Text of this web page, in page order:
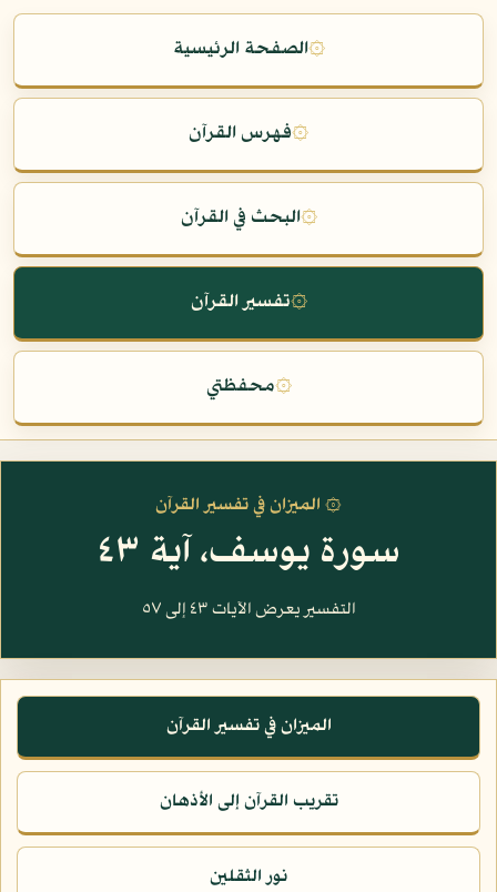
۞الصفحة الرئيسية
۞فهرس القرآن
۞البحث في القرآن
۞تفسير القرآن
۞محفظتي
۞ الميزان في تفسير القرآن
سورة يوسف، آية ٤٣
التفسير يعرض الآيات ٤٣ إلى ٥٧
الميزان في تفسير القرآن
تقريب القرآن إلى الأذهان
نور الثقلين